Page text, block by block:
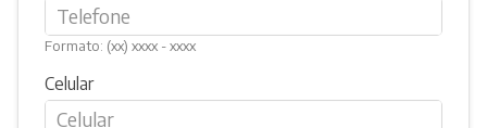
Formato: (xx) xxxx - xxxx
Celular